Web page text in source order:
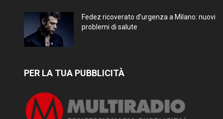
Fedez ricoverato d’urgenza a Milano: nuovi
problemi di salute
PER LA TUA PUBBLICITÀ